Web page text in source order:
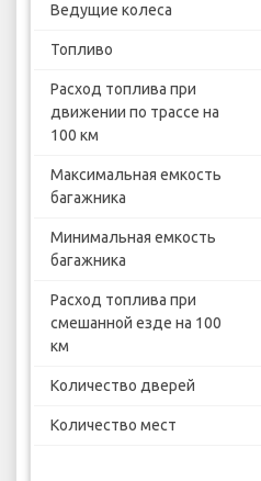
Ведущие колеса
Топливо
Расход топлива при
движении по трассе на
100 км
Максимальная емкость
багажника
Минимальная емкость
багажника
Расход топлива при
смешанной езде на 100
км
Количество дверей
Количество мест